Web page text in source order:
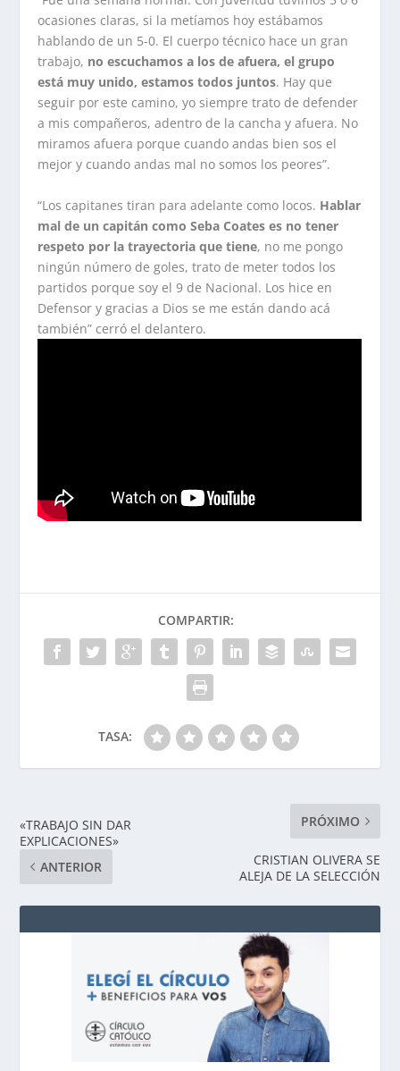
ocasiones claras, si la metíamos hoy estábamos
hablando de un 5-0. El cuerpo técnico hace un gran
trabajo, no escuchamos a los de afuera, el grupo
está muy unido, estamos todos juntos. Hay que
seguir por este camino, yo siempre trato de defender
a mis compañeros, adentro de la cancha y afuera. No
miramos afuera porque cuando andas bien sos el
mejor y cuando andas mal no somos los peores”.
“Los capitanes tiran para adelante como locos. Hablar
mal de un capitán como Seba Coates es no tener
respeto por la trayectoria que tiene, no me pongo
ningún número de goles, trato de meter todos los
partidos porque soy el 9 de Nacional. Los hice en
Defensor y gracias a Dios se me están dando acá
también” cerró el delantero.
COMPARTIR:
TASA:
«TRABAJO SIN DAR
EXPLICACIONES»
ANTERIOR
PRÓXIMO
CRISTIAN OLIVERA SE
ALEJA DE LA SELECCIÓN